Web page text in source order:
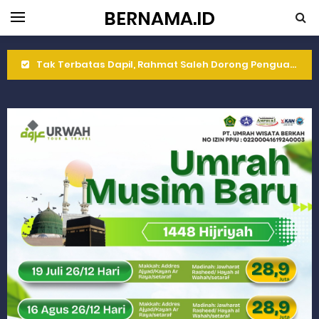
BERNAMA.ID
Tak Terbatas Dapil, Rahmat Saleh Dorong Penguatan Pertanian di Kabupaten Agam
Rahmat Saleh Resmikan Hunian Tetap KARTA untuk Korban Banjir Bandang di Sumbar
Gelar Musdalub, Ini Tujuan Partai Demokrat Sumbar
Wakili Gubernur Sumbar, Kabiro Kesra Hadiri dan Berikan Arahan pada MTQ Nasional ke-50 Tingkat Kec. Sungai Limau
RELIS KEJAKSAAN TINGGI SUMATERA BARAT
RELIS KEJAKSAAN TINGGI SUMATERA BARAT
RELIS KEJAKSAAN TINGGI SUMATERA BARAT
Peringati Hari Koperasi ke-79, Wagub Sumbar Dorong Koperasi Jadi Motor Penggerak Ekonomi Rakyat